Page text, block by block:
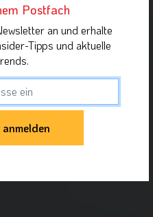
Postfach
an und erhalte
Tipps und aktuelle